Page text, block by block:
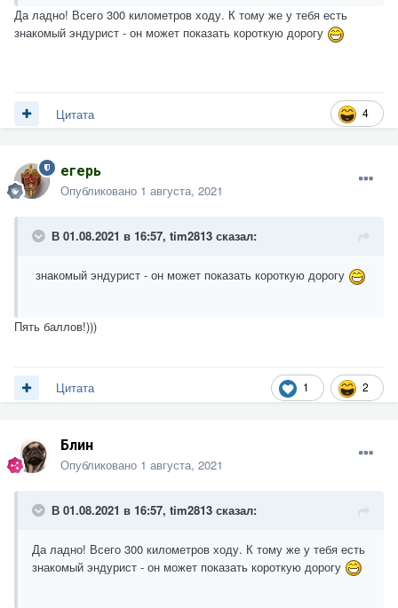
Да ладно! Всего 300 километров ходу. К тому же у тебя есть
знакомый эндурист - он может показать короткую дорогу
4
Цитата
егерь
Опубликовано 1 августа, 2021
В 01.08.2021 в 16:57, tim2813 сказал:
знакомый эндурист - он может показать короткую дорогу
Пять баллов!)))
1 2
Цитата
Блин
Опубликовано 1 августа, 2021
В 01.08.2021 в 16:57, tim2813 сказал:
Да ладно! Всего 300 километров ходу. К тому же у тебя есть
знакомый эндурист - он может показать короткую дорогу